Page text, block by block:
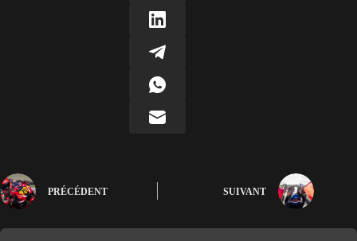
PRÉCÉDENT SUIVANT